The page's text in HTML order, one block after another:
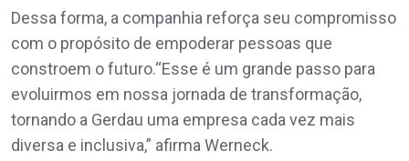
Dessa forma, a companhia reforça seu compromisso
com o propósito de empoderar pessoas que
constroem o futuro.“Esse é um grande passo para
evoluirmos em nossa jornada de transformação,
tornando a Gerdau uma empresa cada vez mais
diversa e inclusiva,” afirma Werneck.